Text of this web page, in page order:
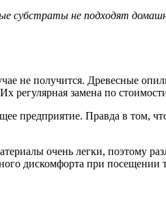
не подходят
не получится. Древесные
замена по
предприятие. Правда в том,
очень легки, поэтому
дискомфорта при посещении